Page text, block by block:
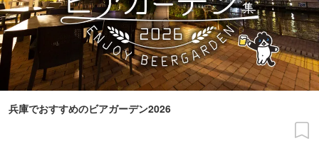
兵庫でおすすめのビアガーデン2026